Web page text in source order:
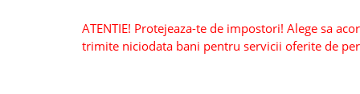
ATENTIE! Protejeaza-te de impostori! Alege sa
trimite niciodata bani pentru servicii oferite de